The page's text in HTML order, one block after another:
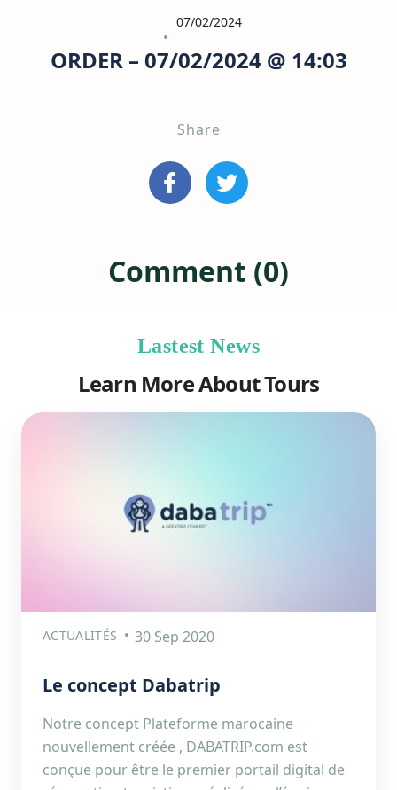
07/02/2024
ORDER – 07/02/2024 @ 14:03
Share
Comment (0)
Lastest News
Learn More About Tours
ACTUALITÉS 30 Sep 2020
Le concept Dabatrip
Notre concept Plateforme marocaine
nouvellement créée , DABATRIP.com est
conçue pour être le premier portail digital de